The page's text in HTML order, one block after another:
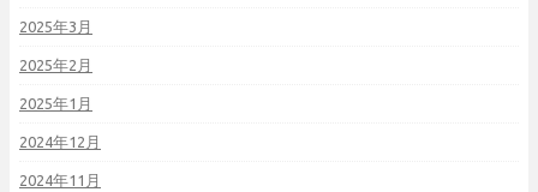
2025年3月
2025年2月
2025年1月
2024年12月
2024年11月